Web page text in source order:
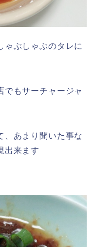
ゃぶしゃぶのタレに
でもサーチャージャ
、あまり聞いた事な
出来ます